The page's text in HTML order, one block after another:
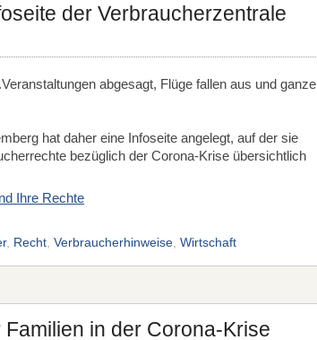
der Verbraucherzentrale
abgesagt, Flüge fallen aus und ganze
hat daher eine Infoseite angelegt, auf der sie
bezüglich der Corona-Krise übersichtlich
Ihre Rechte
, Recht Verbraucherhinweise Wirtschaft
in der Corona-Krise